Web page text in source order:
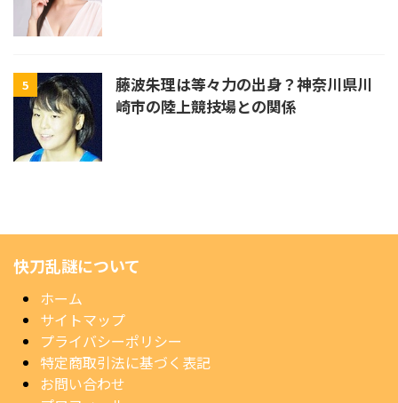
5
藤波朱理は等々力の出身？神奈川県川
崎市の陸上競技場との関係
快刀乱謎について
ホーム
サイトマップ
プライバシーポリシー
特定商取引法に基づく表記
お問い合わせ